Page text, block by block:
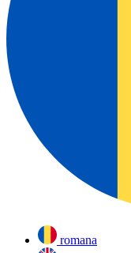
romana